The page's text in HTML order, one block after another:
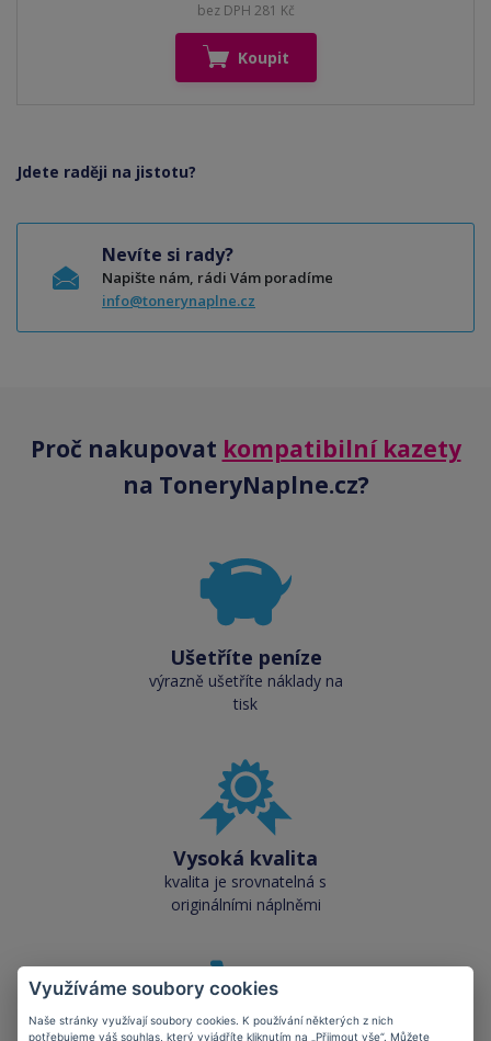
bez DPH 281 Kč
Koupit
Jdete raději na jistotu?
Nevíte si rady?
Napište nám, rádi Vám poradíme
info@tonerynaplne.cz
Proč nakupovat kompatibilní kazety
na ToneryNaplne.cz?
Ušetříte peníze
výrazně ušetříte náklady na
tisk
Vysoká kvalita
kvalita je srovnatelná s
originálními náplněmi
Využíváme soubory cookies
Naše stránky využívají soubory cookies. K používání některých z nich
potřebujeme váš souhlas, který vyjádříte kliknutím na „Přijmout vše“. Můžete